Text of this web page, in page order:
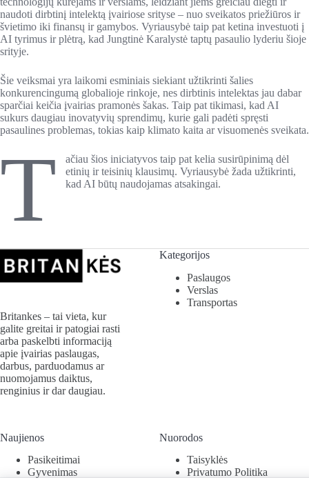
naudoti dirbtinį intelektą įvairiose srityse – nuo sveikatos priežiūros ir
švietimo iki finansų ir gamybos. Vyriausybė taip pat ketina investuoti į
AI tyrimus ir plėtrą, kad Jungtinė Karalystė taptų pasaulio lyderiu šioje
srityje.
Šie veiksmai yra laikomi esminiais siekiant užtikrinti šalies
konkurencingumą globalioje rinkoje, nes dirbtinis intelektas jau dabar
sparčiai keičia įvairias pramonės šakas. Taip pat tikimasi, kad AI
sukurs daugiau inovatyvių sprendimų, kurie gali padėti spręsti
pasaulines problemas, tokias kaip klimato kaita ar visuomenės sveikata.
T
ačiau šios iniciatyvos taip pat kelia susirūpinimą dėl
etinių ir teisinių klausimų. Vyriausybė žada užtikrinti,
kad AI būtų naudojamas atsakingai.
Britankes – tai vieta, kur
galite greitai ir patogiai rasti
arba paskelbti informaciją
apie įvairias paslaugas,
darbus, parduodamus ar
nuomojamus daiktus,
renginius ir dar daugiau.
Kategorijos
Paslaugos
Verslas
Transportas
Naujienos
Pasikeitimai
Gyvenimas
Nuorodos
Taisyklės
Privatumo Politika